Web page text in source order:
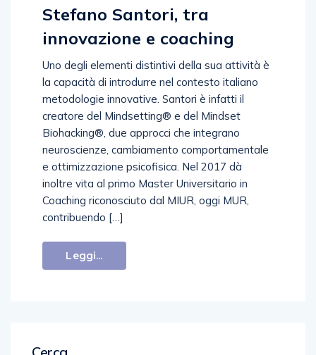
Stefano Santori, tra
innovazione e coaching
Uno degli elementi distintivi della sua attività è
la capacità di introdurre nel contesto italiano
metodologie innovative. Santori è infatti il
creatore del Mindsetting®️ e del Mindset
Biohacking®️, due approcci che integrano
neuroscienze, cambiamento comportamentale
e ottimizzazione psicofisica. Nel 2017 dà
inoltre vita al primo Master Universitario in
Coaching riconosciuto dal MIUR, oggi MUR,
contribuendo […]
Leggi...